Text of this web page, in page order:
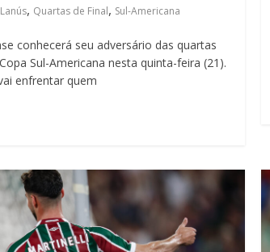
Lanús, Quartas de Final, Sul-Americana
conhecerá seu adversário das quartas
Sul-Americana nesta quinta-feira (21).
enfrentar quem